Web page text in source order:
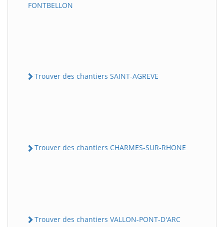
FONTBELLON
Trouver des chantiers SAINT-AGREVE
Trouver des chantiers CHARMES-SUR-RHONE
Trouver des chantiers VALLON-PONT-D'ARC